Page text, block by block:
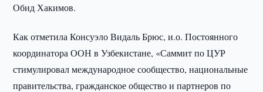
Обид Хакимов.
Как отметила Консуэло Видаль Брюс, и.о. Постоянного
координатора ООН в Узбекистане, «Саммит по ЦУР
стимулировал международное сообщество, национальные
правительства, гражданское общество и партнеров по